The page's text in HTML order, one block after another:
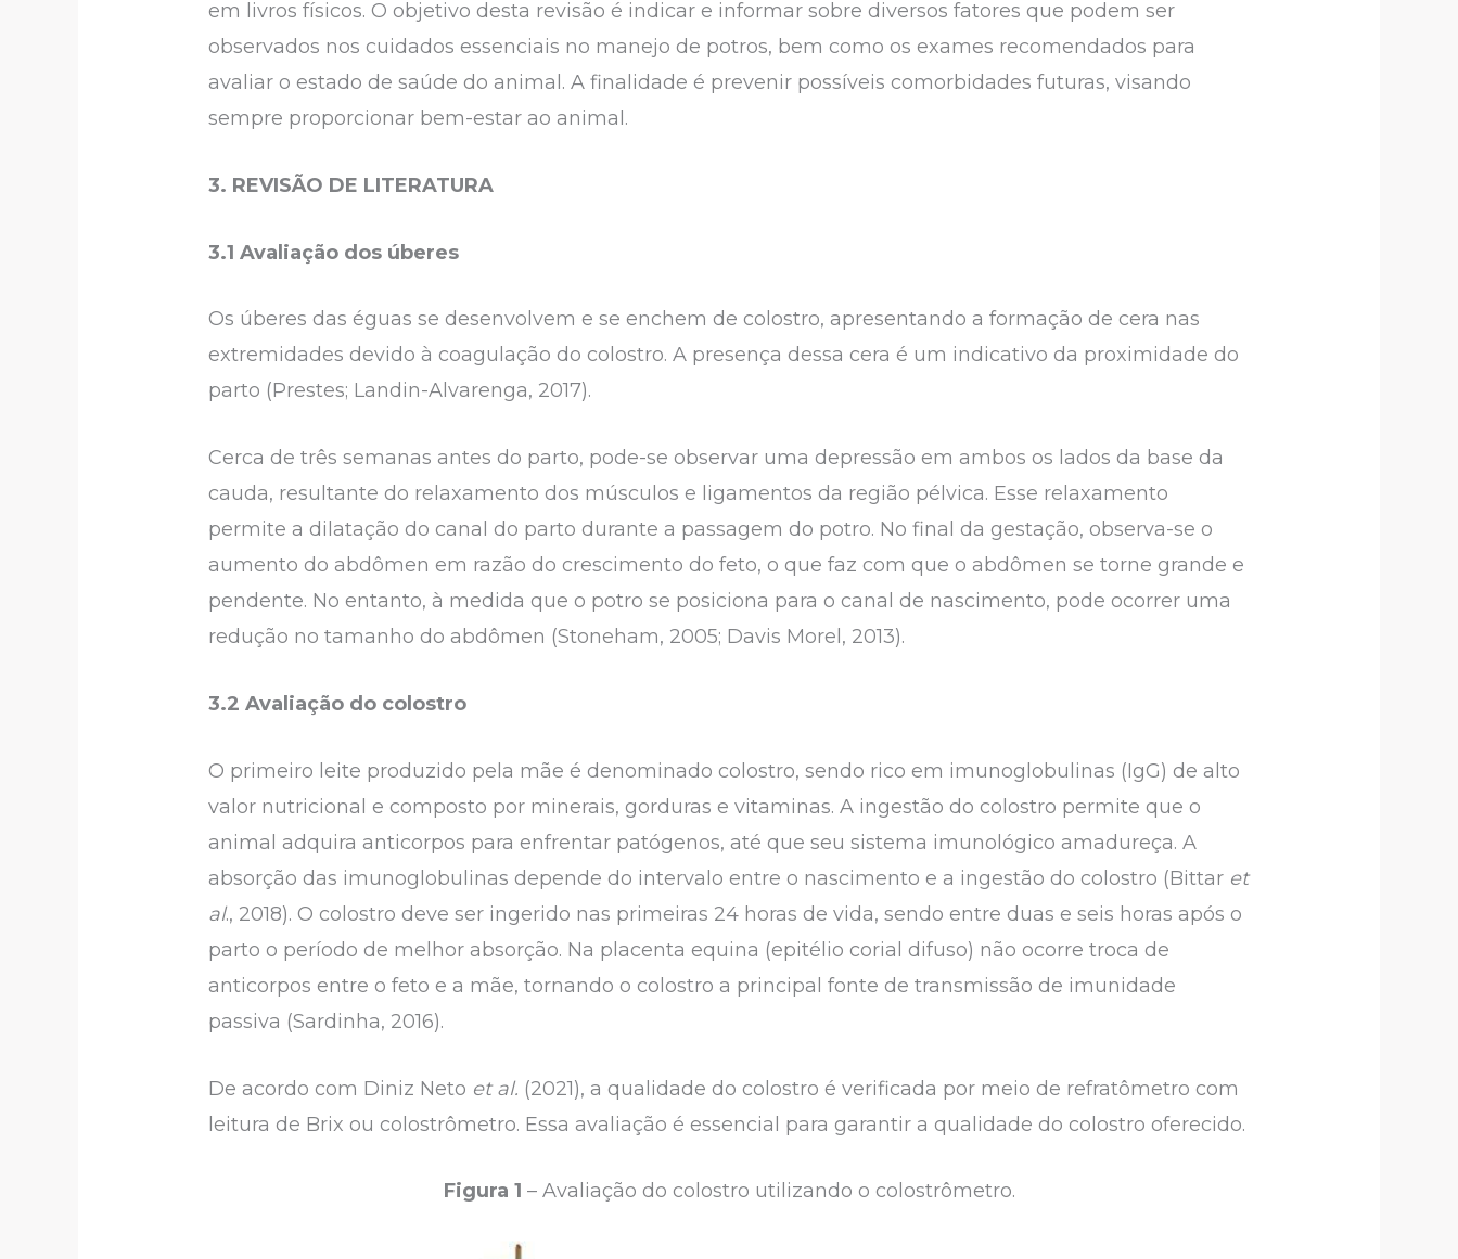
em livros físicos. O objetivo desta revisão é indicar e informar sobre diversos fatores que podem ser
observados nos cuidados essenciais no manejo de potros, bem como os exames recomendados para
avaliar o estado de saúde do animal. A finalidade é prevenir possíveis comorbidades futuras, visando
sempre proporcionar bem-estar ao animal.
3. REVISÃO DE LITERATURA
3.1 Avaliação dos úberes
Os úberes das éguas se desenvolvem e se enchem de colostro, apresentando a formação de cera nas
extremidades devido à coagulação do colostro. A presença dessa cera é um indicativo da proximidade do
parto (Prestes; Landin-Alvarenga, 2017).
Cerca de três semanas antes do parto, pode-se observar uma depressão em ambos os lados da base da
cauda, resultante do relaxamento dos músculos e ligamentos da região pélvica. Esse relaxamento
permite a dilatação do canal do parto durante a passagem do potro. No final da gestação, observa-se o
aumento do abdômen em razão do crescimento do feto, o que faz com que o abdômen se torne grande e
pendente. No entanto, à medida que o potro se posiciona para o canal de nascimento, pode ocorrer uma
redução no tamanho do abdômen (Stoneham, 2005; Davis Morel, 2013).
3.2 Avaliação do colostro
O primeiro leite produzido pela mãe é denominado colostro, sendo rico em imunoglobulinas (IgG) de alto
valor nutricional e composto por minerais, gorduras e vitaminas. A ingestão do colostro permite que o
animal adquira anticorpos para enfrentar patógenos, até que seu sistema imunológico amadureça. A
absorção das imunoglobulinas depende do intervalo entre o nascimento e a ingestão do colostro (Bittar et
al., 2018). O colostro deve ser ingerido nas primeiras 24 horas de vida, sendo entre duas e seis horas após o
parto o período de melhor absorção. Na placenta equina (epitélio corial difuso) não ocorre troca de
anticorpos entre o feto e a mãe, tornando o colostro a principal fonte de transmissão de imunidade
passiva (Sardinha, 2016).
De acordo com Diniz Neto et al. (2021), a qualidade do colostro é verificada por meio de refratômetro com
leitura de Brix ou colostrômetro. Essa avaliação é essencial para garantir a qualidade do colostro oferecido.
Figura 1 – Avaliação do colostro utilizando o colostrômetro.